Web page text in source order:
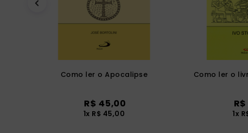
Como ler o Apocalipse
R$ 45,00
1x R$ 45,00
Como ler o
R$
1x